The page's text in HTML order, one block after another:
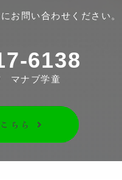
お問い合わせください。
6138
マナブ学童
ちら